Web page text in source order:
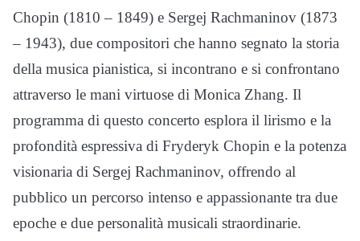
Chopin (1810 – 1849) e Sergej Rachmaninov (1873
– 1943), due compositori che hanno segnato la storia
della musica pianistica, si incontrano e si confrontano
attraverso le mani virtuose di Monica Zhang. Il
programma di questo concerto esplora il lirismo e la
profondità espressiva di Fryderyk Chopin e la potenza
visionaria di Sergej Rachmaninov, offrendo al
pubblico un percorso intenso e appassionante tra due
epoche e due personalità musicali straordinarie.